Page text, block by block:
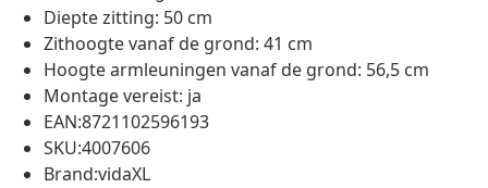
Diepte zitting: 50 cm
Zithoogte vanaf de grond: 41 cm
Hoogte armleuningen vanaf de grond: 56,5 cm
Montage vereist: ja
EAN:8721102596193
SKU:4007606
Brand:vidaXL